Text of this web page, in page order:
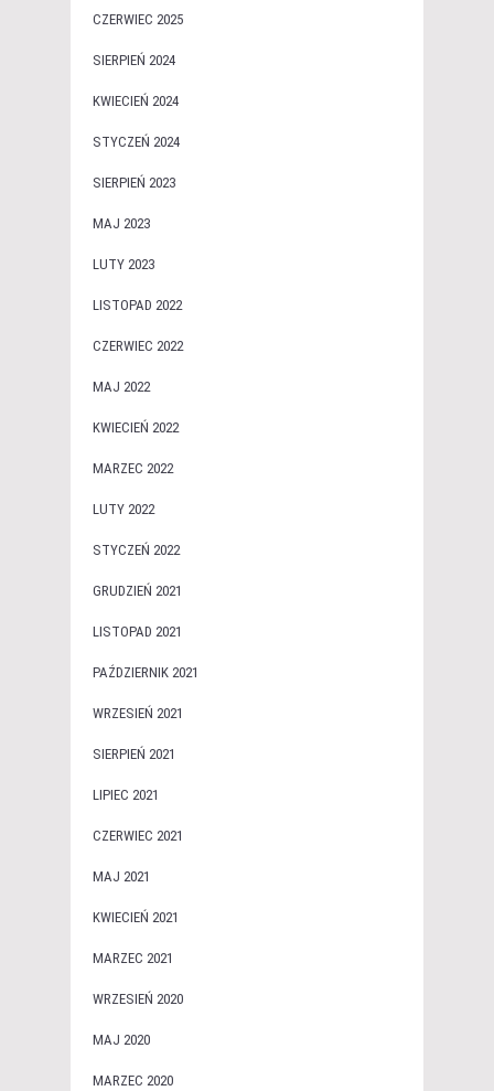
CZERWIEC 2025
SIERPIEŃ 2024
KWIECIEŃ 2024
STYCZEŃ 2024
SIERPIEŃ 2023
MAJ 2023
LUTY 2023
LISTOPAD 2022
CZERWIEC 2022
MAJ 2022
KWIECIEŃ 2022
MARZEC 2022
LUTY 2022
STYCZEŃ 2022
GRUDZIEŃ 2021
LISTOPAD 2021
PAŹDZIERNIK 2021
WRZESIEŃ 2021
SIERPIEŃ 2021
LIPIEC 2021
CZERWIEC 2021
MAJ 2021
KWIECIEŃ 2021
MARZEC 2021
WRZESIEŃ 2020
MAJ 2020
MARZEC 2020